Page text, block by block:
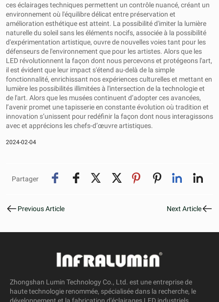
ces éclairages techniques permettent un contrôle nuancé, créant un
environnement où l'équilibre délicat entre préservation et
amélioration esthétique est atteint. La possibilité d'imiter la lumière
naturelle du soleil sans les éléments nocifs, associée à la possibilité
d'expérimentation artistique, ouvre de nouvelles voies tant pour les
défenseurs de l'environnement que pour les artistes. Alors que les
LED révolutionnent la façon dont nous percevons et protégeons l'art,
il est évident que leur impact s'étend au-delà de la simple
fonctionnalité, enrichissant nos expériences culturelles et mettant en
lumière les possibilités illimitées à l'intersection de la technologie et
de l'art. Alors que les musées continuent d’adopter ces avancées,
l’avenir promet une tapisserie en constante évolution où tradition et
innovation s’unissent pour redéfinir la façon dont nous interagissons
avec et apprécions les chefs-d’œuvre artistiques.
2024-02-04
Partager
Previous Article Next Article
Zhongshan Lumin Technology Co., Ltd. est une entreprise de
haute technologie renommée, spécialisée dans la recherche, le